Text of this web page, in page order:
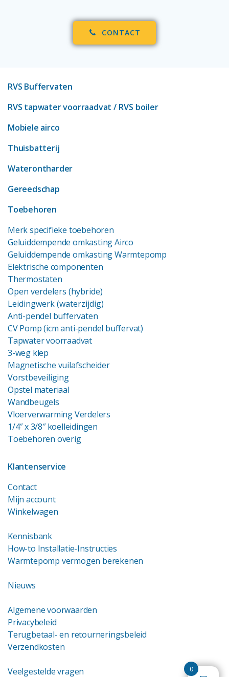
CONTACT
RVS Buffervaten
RVS tapwater voorraadvat / RVS boiler
Mobiele airco
Thuisbatterij
Waterontharder
Gereedschap
Toebehoren
Merk specifieke toebehoren
Geluiddempende omkasting Airco
Geluiddempende omkasting Warmtepomp
Elektrische componenten
Thermostaten
Open verdelers (hybride)
Leidingwerk (waterzijdig)
Anti-pendel buffervaten
CV Pomp (icm anti-pendel buffervat)
Tapwater voorraadvat
3-weg klep
Magnetische vuilafscheider
Vorstbeveiliging
Opstel materiaal
Wandbeugels
Vloerverwarming Verdelers
1/4″ x 3/8″ koelleidingen
Toebehoren overig
Klantenservice
Contact
Mijn account
Winkelwagen
Kennisbank
How-to Installatie-Instructies
Warmtepomp vermogen berekenen
Nieuws
Algemene voorwaarden
Privacybeleid
Terugbetaal- en retourneringsbeleid
Verzendkosten
Veelgestelde vragen 0